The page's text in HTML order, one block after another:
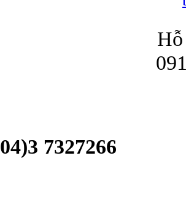
7327266